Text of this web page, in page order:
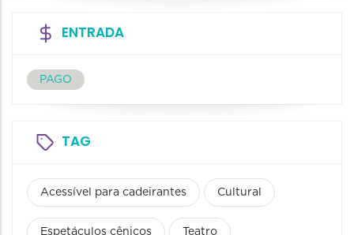
ENTRADA
PAGO
TAG
Acessível para cadeirantes Cultural
Espetáculos cênicos Teatro